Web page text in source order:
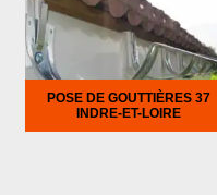
POSE DE GOUTTIÈRES 37
INDRE-ET-LOIRE